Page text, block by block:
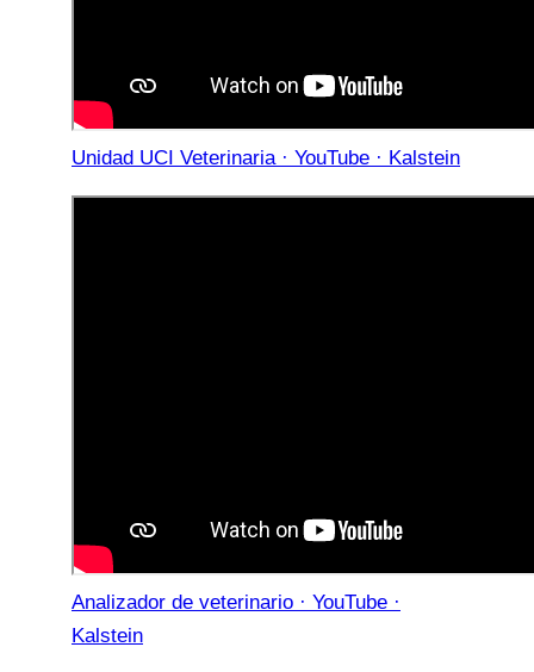
Unidad UCI Veterinaria · YouTube · Kalstein
Analizador de veterinario · YouTube ·
Kalstein